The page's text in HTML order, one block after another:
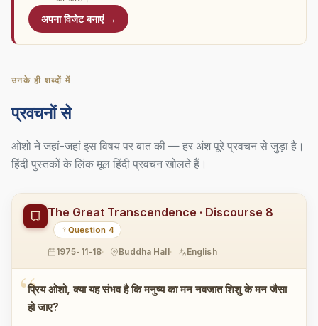
अपना विजेट बनाएं →
उनके ही शब्दों में
प्रवचनों से
ओशो ने जहां-जहां इस विषय पर बात की — हर अंश पूरे प्रवचन से जुड़ा है।
हिंदी पुस्तकों के लिंक मूल हिंदी प्रवचन खोलते हैं।
The Great Transcendence · Discourse 8
Question 4
1975-11-18 Buddha Hall English
प्रिय ओशो, क्या यह संभव है कि मनुष्य का मन नवजात शिशु के मन जैसा
हो जाए?